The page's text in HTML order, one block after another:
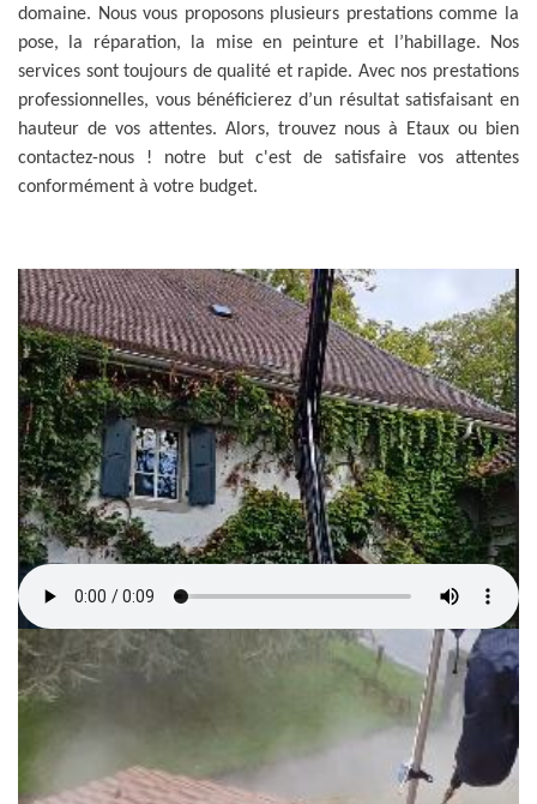
domaine. Nous vous proposons plusieurs prestations comme la
pose, la réparation, la mise en peinture et l’habillage. Nos
services sont toujours de qualité et rapide. Avec nos prestations
professionnelles, vous bénéficierez d’un résultat satisfaisant en
hauteur de vos attentes. Alors, trouvez nous à Etaux ou bien
contactez-nous ! notre but c'est de satisfaire vos attentes
conformément à votre budget.